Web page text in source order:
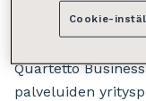
Quartetto
palveluiden
Cookie-